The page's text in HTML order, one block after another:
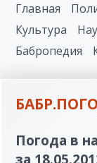
Главная
Культура
Бабропедия
Погода в
за